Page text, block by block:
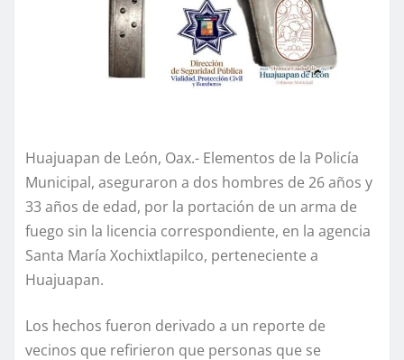
Huajuapan de León, Oax.- Elementos de la Policía
Municipal, aseguraron a dos hombres de 26 años y
33 años de edad, por la portación de un arma de
fuego sin la licencia correspondiente, en la agencia
Santa María Xochixtlapilco, perteneciente a
Huajuapan.
Los hechos fueron derivado a un reporte de
vecinos que refirieron que personas que se